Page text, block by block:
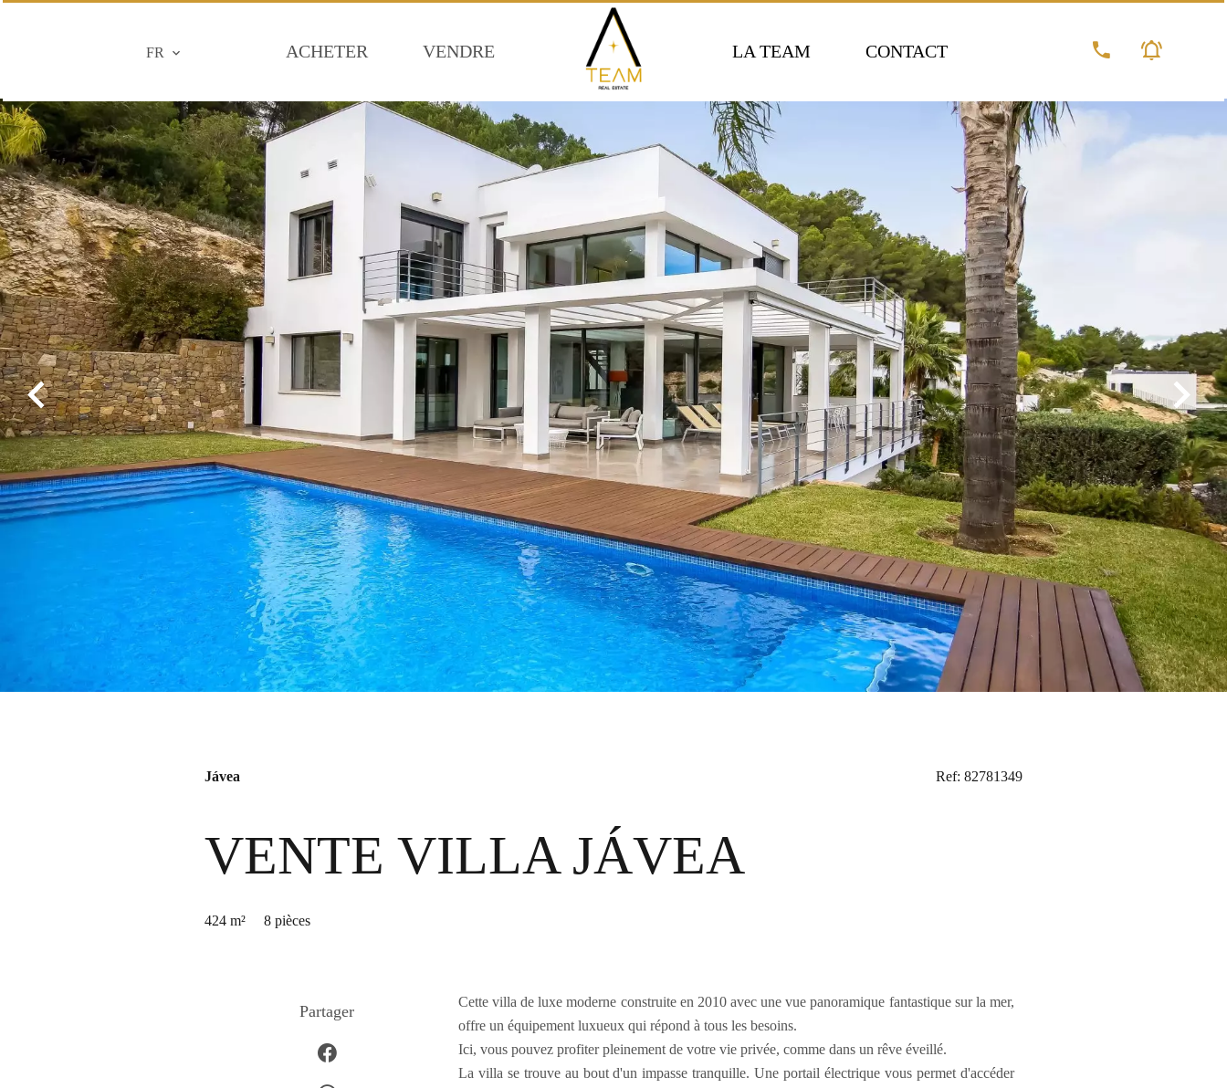
ACHETER VENDRE
FR LA TEAM CONTACT
Jávea Ref: 82781349
VENTE VILLA JÁVEA
424 m² 8 pièces
Partager
Cette villa de luxe moderne construite en 2010 avec une vue panoramique fantastique sur la mer,
offre un équipement luxueux qui répond à tous les besoins.
Ici, vous pouvez profiter pleinement de votre vie privée, comme dans un rêve éveillé.
La villa se trouve au bout d'un impasse tranquille. Une portail électrique vous permet d'accéder